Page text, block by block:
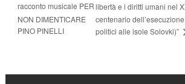
racconto musicale PER
NON DIMENTICARE
PINO PINELLI
libertà e i diritti umani nel
centenario
politici alle isole Solovki)”